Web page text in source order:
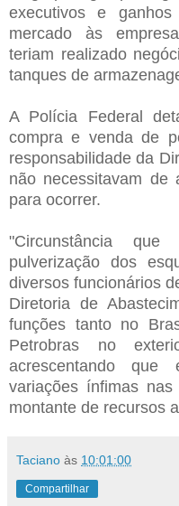
executivos e
mercado às
teriam realizado
tanques de
A Polícia Federal
compra e venda de
responsabilidade da
não necessitavam de
para ocorrer.
"Circunstância que
pulverização dos
diversos funcionários
Diretoria de
funções tanto no
Petrobras no
acrescentando que
variações ínfimas
montante de recursos
Taciano às 10:01:00
Compartilhar